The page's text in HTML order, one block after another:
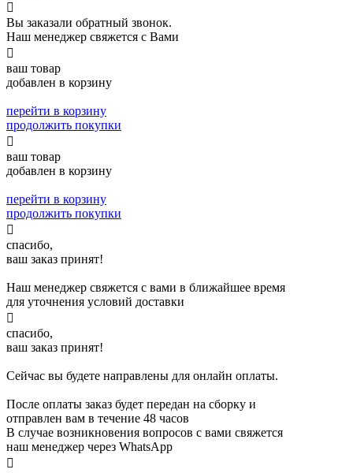

Вы заказали обратный звонок.
Наш менеджер свяжется с Вами

ваш товар
добавлен в корзину
перейти в корзину
продолжить покупки

ваш товар
добавлен в корзину
перейти в корзину
продолжить покупки

спасибо,
ваш заказ принят!
Наш менеджер свяжется с вами в ближайшее время
для уточнения условий доставки

спасибо,
ваш заказ принят!
Сейчас вы будете направлены для онлайн оплаты.
После оплаты заказ будет передан на сборку и
отправлен вам в течение 48 часов
В случае возникновения вопросов с вами свяжется
наш менеджер через WhatsApp
